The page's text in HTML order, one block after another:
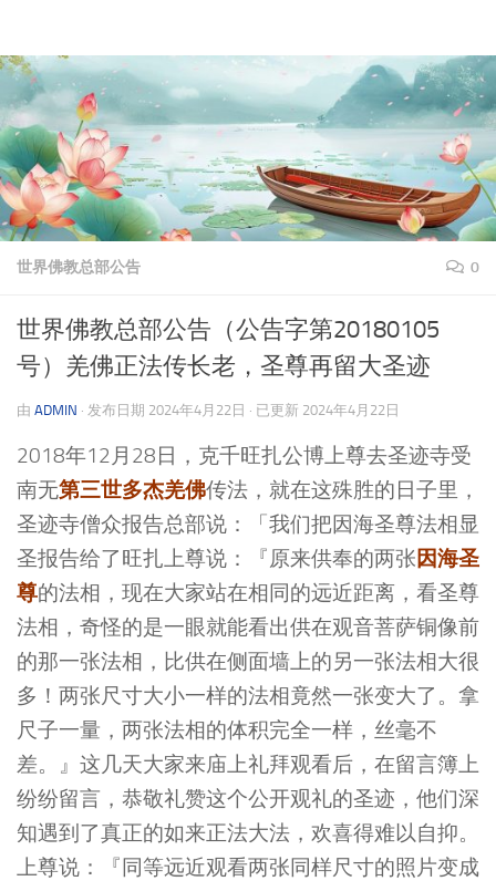
世界佛教总部公告 0
世界佛教总部公告（公告字第20180105
号）羌佛正法传长老，圣尊再留大圣迹
由 ADMIN · 发布日期 2024年4月22日 · 已更新 2024年4月22日
2018年12月28日，克千旺扎公博上尊去圣迹寺受
南无第三世多杰羌佛传法，就在这殊胜的日子里，
圣迹寺僧众报告总部说：「我们把因海圣尊法相显
圣报告给了旺扎上尊说：『原来供奉的两张因海圣
尊的法相，现在大家站在相同的远近距离，看圣尊
法相，奇怪的是一眼就能看出供在观音菩萨铜像前
的那一张法相，比供在侧面墙上的另一张法相大很
多！两张尺寸大小一样的法相竟然一张变大了。拿
尺子一量，两张法相的体积完全一样，丝毫不
差。』这几天大家来庙上礼拜观看后，在留言簿上
纷纷留言，恭敬礼赞这个公开观礼的圣迹，他们深
知遇到了真正的如来正法大法，欢喜得难以自抑。
上尊说：『同等远近观看两张同样尺寸的照片变成